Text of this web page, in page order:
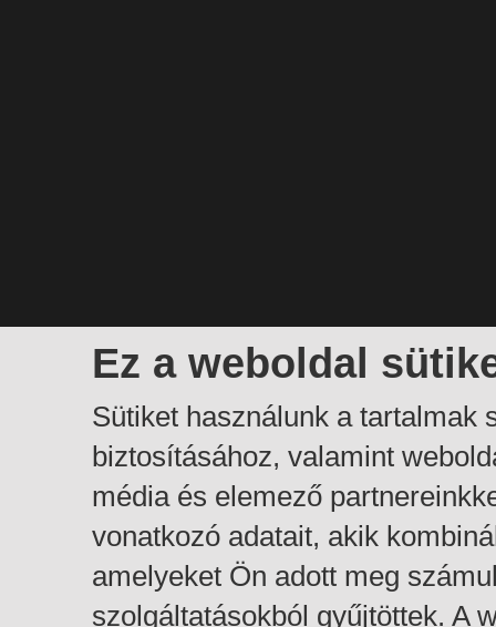
Ez a weboldal
Sütiket használunk a tartalmak
biztosításához, valamint
média és elemező
vonatkozó adatait, akik
amelyeket Ön adott meg
szolgáltatásokból gyűjtöttek. A